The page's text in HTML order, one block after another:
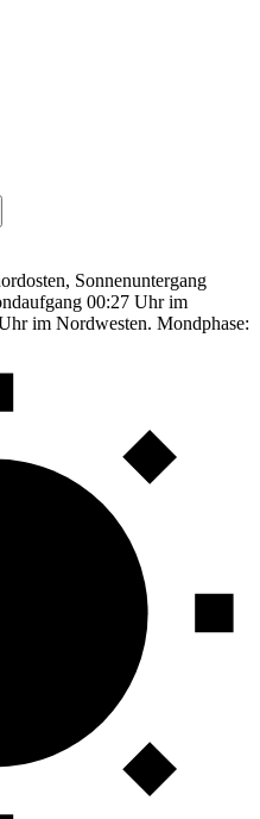
Sonnenuntergang
00:27 Uhr im
im Nordwesten. Mondphase: